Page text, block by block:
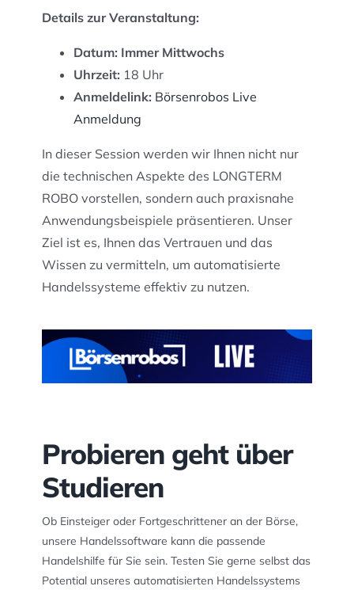
Details zur Veranstaltung:
Datum: Immer Mittwochs
Uhrzeit: 18 Uhr
Anmeldelink: Börsenrobos Live
Anmeldung
In dieser Session werden wir Ihnen nicht nur
die technischen Aspekte des LONGTERM
ROBO vorstellen, sondern auch praxisnahe
Anwendungsbeispiele präsentieren. Unser
Ziel ist es, Ihnen das Vertrauen und das
Wissen zu vermitteln, um automatisierte
Handelssysteme effektiv zu nutzen.​
Probieren geht über
Studieren
Ob Einsteiger oder Fortgeschrittener an der Börse,
unsere Handelssoftware kann die passende
Handelshilfe für Sie sein. Testen Sie gerne selbst das
Potential unseres automatisierten Handelssystems